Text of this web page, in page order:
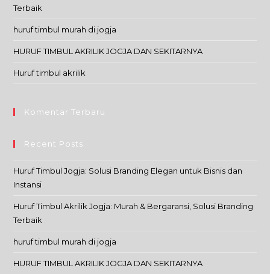
Terbaik
huruf timbul murah di jogja
HURUF TIMBUL AKRILIK JOGJA DAN SEKITARNYA
Huruf timbul akrilik
Komentar Terbaru
Recent Posts
Huruf Timbul Jogja: Solusi Branding Elegan untuk Bisnis dan
Instansi
Huruf Timbul Akrilik Jogja: Murah & Bergaransi, Solusi Branding
Terbaik
huruf timbul murah di jogja
HURUF TIMBUL AKRILIK JOGJA DAN SEKITARNYA